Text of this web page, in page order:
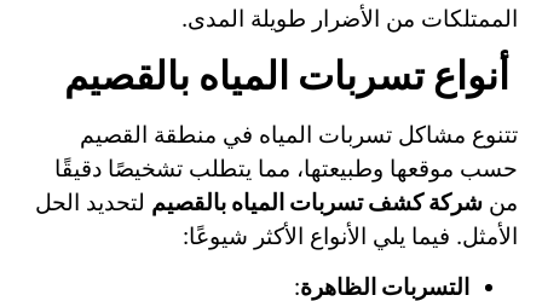
الممتلكات من الأضرار طويلة المدى.
أنواع تسربات المياه بالقصيم
تتنوع مشاكل تسربات المياه في منطقة القصيم
حسب موقعها وطبيعتها، مما يتطلب تشخيصًا دقيقًا
من شركة كشف تسربات المياه بالقصيم لتحديد الحل
الأمثل. فيما يلي الأنواع الأكثر شيوعًا:
التسربات الظاهرة: